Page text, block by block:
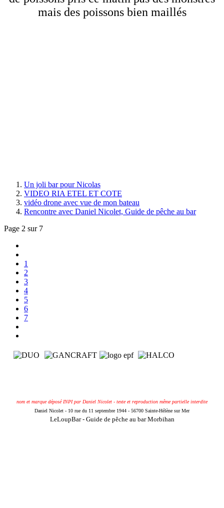
mais des poissons bien maillés
Un joli bar pour Nicolas
VIDEO RIA ETEL ET COTE
vidéo drone avec vue de mon bateau
Rencontre avec Daniel Nicolet, Guide de pêche au bar
Page 2 sur 7
1
2
3
4
5
6
7
nom et marque déposé INPI par Daniel Nicolet - texte et reproduction même partielle interdite
Daniel Nicolet - 10 rue du 11 septembre 1944 - 56700 Sainte-Hélène sur Mer
LeLoupBar - Guide de pêche au bar Morbihan